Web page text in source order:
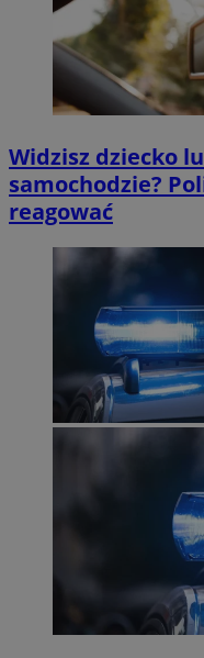
Widzisz dziecko
samochodzie?
reagować